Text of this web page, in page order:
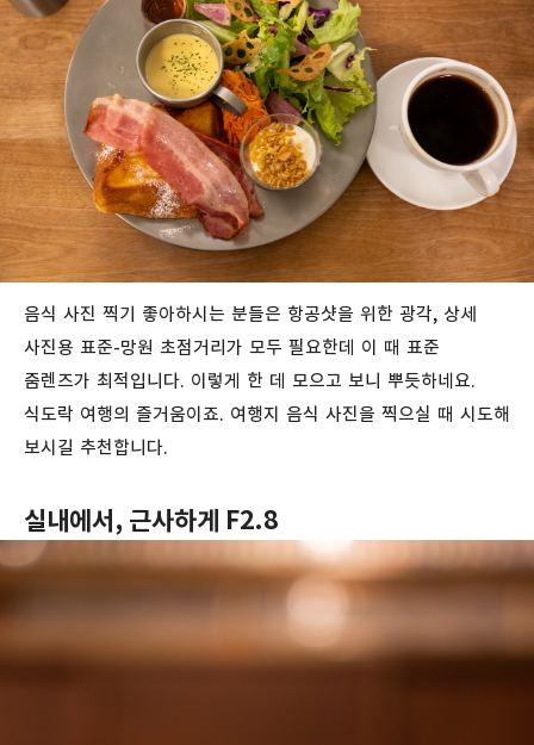
음식 사진 찍기 좋아하시는 분들은 항공샷을 위한 광각, 상세
사진용 표준-망원 초점거리가 모두 필요한데 이 때 표준
줌렌즈가 최적입니다. 이렇게 한 데 모으고 보니 뿌듯하네요.
식도락 여행의 즐거움이죠. 여행지 음식 사진을 찍으실 때 시도해
보시길 추천합니다.
실내에서, 근사하게 F2.8